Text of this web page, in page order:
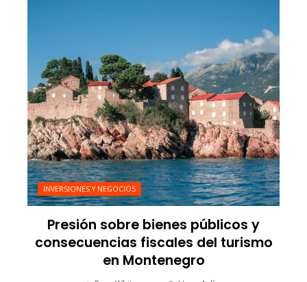
INVERSIONES Y NEGOCIOS
Presión sobre bienes públicos y
consecuencias fiscales del turismo
en Montenegro